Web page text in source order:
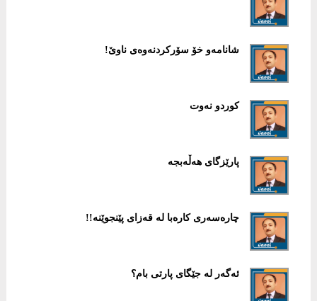
شانامەو خۆ سۆركردنەوەی ناوێ!
كوردو نەوت
پارێزگای هەڵەبجە
چارەسەری كارەبا لە قەزای پێنجوێنە!!
ئەگەر لە جێگای پارتی بام؟